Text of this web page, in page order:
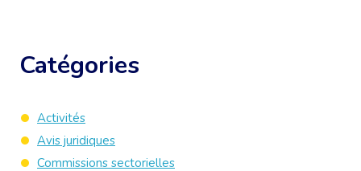
Catégories
Activités
Avis juridiques
Commissions sectorielles